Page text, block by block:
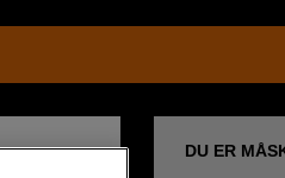
DU ER